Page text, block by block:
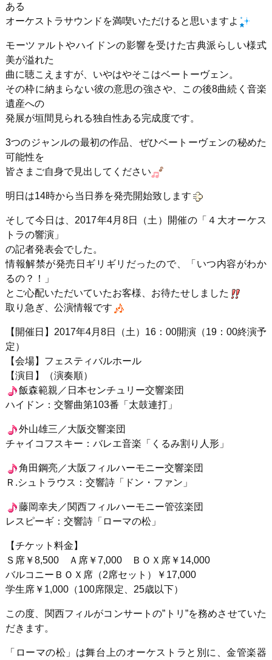
ある
オーケストラサウンドを満喫いただけると思いますよ
モーツァルトやハイドンの影響を受けた古典派らしい様式
美が溢れた
曲に聴こえますが、いやはやそこはベートーヴェン。
その枠に納まらない彼の意思の強さや、この後8曲続く音楽
遺産への
発展が垣間見られる独自性ある完成度です。
3つのジャンルの最初の作品、ぜひベートーヴェンの秘めた
可能性を
皆さまご自身で見出してください
明日は14時から当日券を発売開始致します
そして今日は、2017年4月8日（土）開催の「４大オーケス
トラの響演」
の記者発表会でした。
情報解禁が発売日ギリギリだったので、「いつ内容がわか
るの？！」
とご心配いただいていたお客様、お待たせしました
取り急ぎ、公演情報です
【開催日】2017年4月8日（土）16：00開演（19：00終演予
定）
【会場】フェスティバルホール
【演目】（演奏順）
飯森範親／日本センチュリー交響楽団
ハイドン：交響曲第103番「太鼓連打」
外山雄三／大阪交響楽団
チャイコフスキー：バレエ音楽「くるみ割り人形」
角田鋼亮／大阪フィルハーモニー交響楽団
Ｒ.シュトラウス：交響詩「ドン・ファン」
藤岡幸夫／関西フィルハーモニー管弦楽団
レスピーギ：交響詩「ローマの松」
【チケット料金】
Ｓ席￥8,500 Ａ席￥7,000 ＢＯＸ席￥14,000
バルコニーＢＯＸ席（2席セット）￥17,000
学生席￥1,000（100席限定、25歳以下）
この度、関西フィルがコンサートの”トリ”を務めさせていた
だきます。
「ローマの松」は舞台上のオーケストラと別に、金管楽器